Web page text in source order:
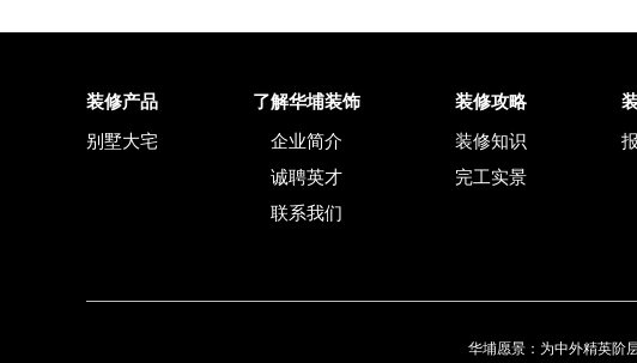
装修产品
别墅大宅
了解华埔装饰
企业简介
诚聘英才
联系我们
装修攻略
装修知识
完工实景
华埔愿景：为中外精英阶